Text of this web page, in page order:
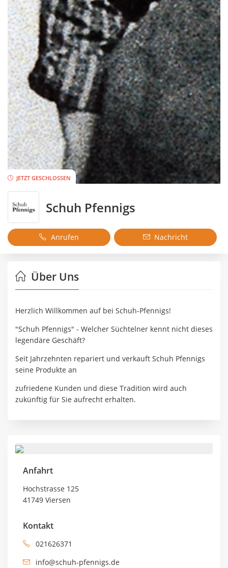
JETZT GESCHLOSSEN
Schuh Pfennigs
Anrufen Nachricht
Über Uns
Herzlich Willkommen auf bei Schuh-Pfennigs!
"Schuh Pfennigs" - Welcher Süchtelner kennt nicht dieses
legendäre Geschäft?
Seit Jahrzehnten repariert und verkauft Schuh Pfennigs
seine Produkte an
zufriedene Kunden und diese Tradition wird auch
zukünftig für Sie aufrecht erhalten.
Anfahrt
Hochstrasse 125
41749 Viersen
Kontakt
021626371
info@schuh-pfennigs.de